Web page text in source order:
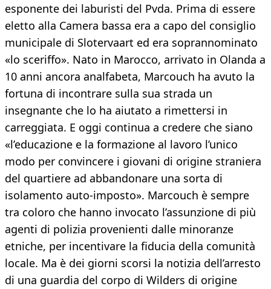
esponente dei laburisti del Pvda. Prima di essere
eletto alla Camera bassa era a capo del consiglio
municipale di Slotervaart ed era soprannominato
«lo sceriffo». Nato in Marocco, arrivato in Olanda a
10 anni ancora analfabeta, Marcouch ha avuto la
fortuna di incontrare sulla sua strada un
insegnante che lo ha aiutato a rimettersi in
carreggiata. E oggi continua a credere che siano
«l’educazione e la formazione al lavoro l’unico
modo per convincere i giovani di origine straniera
del quartiere ad abbandonare una sorta di
isolamento auto-imposto». Marcouch è sempre
tra coloro che hanno invocato l’assunzione di più
agenti di polizia provenienti dalle minoranze
etniche, per incentivare la fiducia della comunità
locale. Ma è dei giorni scorsi la notizia dell’arresto
di una guardia del corpo di Wilders di origine